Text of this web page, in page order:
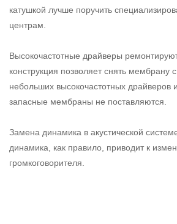
катушкой лучше поручить
центрам.
Высокочастотные драйверы
конструкция позволяет снять мембрану
небольших высокочастотных драйверов
запасные мембраны не поставляются.
Замена динамика в акустической
динамика, как правило, приводит к
громкоговорителя.